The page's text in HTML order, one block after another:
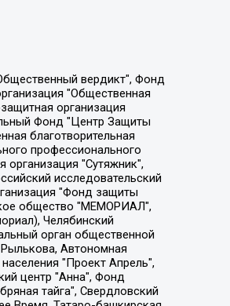
Дудь Юрий Александрович, Елкин Сергей Владимирович, Кругликов Кирилл Игоревич, Сабунаева Мария Леонидовна, Семенов Алексей Владимирович, Шаинян Карен Багратович, Шульман Екатерина Михайловна, Асафьев Артур Валерьевич, Вахштайн Виктор Семенович, Венедиктов Алексей Алексеевич, Лушникова Екатерина Евгеньевна, Волков Леонид Михайлович, Невзоров Александр Глебович, Пархоменко Сергей Борисович, Сироткин Ярослав Николаевич, Кара-Мурза Владимир Владимирович, Баранова Наталья Владимировна, Гозман Леонид Яковлевич, Кагарлицкий Борис Юльевич, Климарев Михаил Валерьевич, Милов Владимир Станиславович, Автономная некоммерческая организация Краснодарский центр современного искусства "Типография", Моргенштерн Алишер Тагирович, Соболь Любовь Эдуардовна, Общество с ограниченной ответственностью "ЛИЗА НОРМ", Каспаров Гарри Кимович, Ходорковский Михаил Борисович, Общество с ограниченной ответственностью "Апрельские тезисы", Данилович Ирина Брониславовна, Кашин Олег Владимирович, Петров Николай Владимирович, Пивоваров Алексей Владимирович, Соколов Михаил Владимирович, Цветкова Юлия Владимировна, Чичваркин Евгений Александрович, Комитет против пыток/Команда против пыток, Общество с ограниченной ответственностью "Первый научный", Общество с ограниченной ответственностью "Вертолет и ко", Белоцерковская Вероника Борисовна, Кац Максим Евгеньевич, Лазарева Татьяна Юрьевна, Шаведдинов Руслан Табризович, Яшин Илья Валерьевич, Общество с ограниченной ответственностью "Иноагент ААВ", Алешковский Дмитрий Петрович, Альбац Евгения Марковна, Быков Дмитрий Львович, Галямина Юлия Евгеньевна, Лойко Сергей Леонидович, Мартынов Кирилл Константинович, Медведев Сергей Александрович, Крашенинников Федор Геннадиевич, Гордеева Катерина Вл